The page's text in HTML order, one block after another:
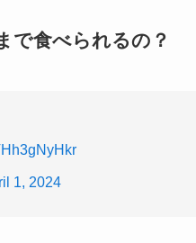
なっています。
、そこからいつまで食べる